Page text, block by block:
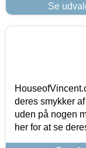
Se
deres smykker
uden på nogen
her for at se